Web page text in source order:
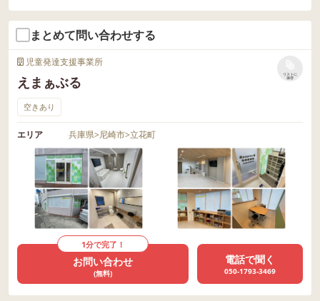
まとめて問い合わせする
児童発達支援事業所
えまぁぶる
リストに
保存
空きあり
エリア 兵庫県>尼崎市>立花町
1分で完了！
お問い合わせ
(無料)
電話で聞く
050-1793-3469